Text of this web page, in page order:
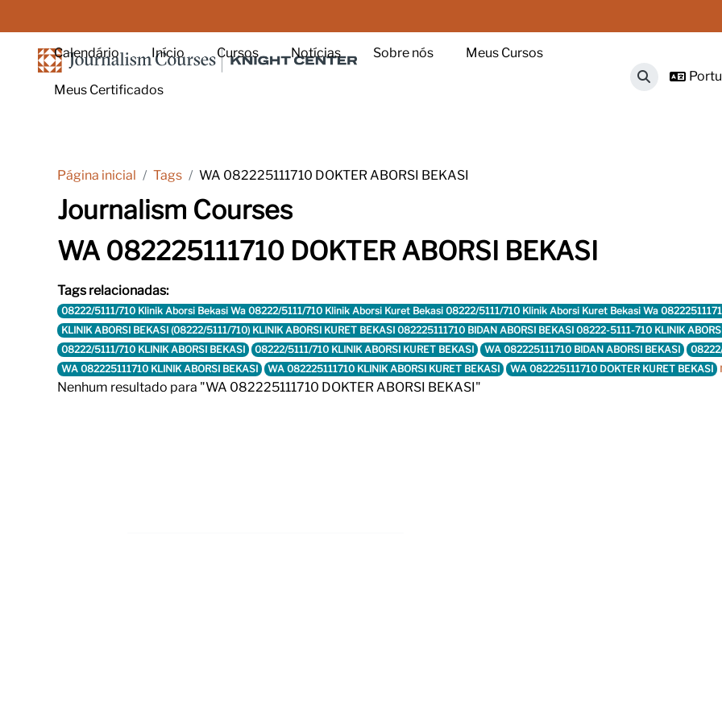
Calendário Início Cursos Notícias Sobre nós Meus Cursos
Meus Certificados Alternar
Página inicial Tags WA 082225111710 DOKTER ABORSI BEKASI
Journalism Courses
WA 082225111710 DOKTER ABORSI BEKASI
Tags relacionadas:
08222/5111/710 Klinik Aborsi Bekasi Wa 08222/5111/710 Klinik Aborsi Kuret Bekasi 08222/5111/710 Klinik Aborsi Kuret Bekasi Wa
KLINIK ABORSI BEKASI (08222/5111/710) KLINIK ABORSI KURET BEKASI 082225111710 BIDAN ABORSI BEKASI 08222-5111-710 KLINIK
08222/5111/710 KLINIK ABORSI BEKASI
08222/5111/710 KLINIK ABORSI KURET BEKASI WA 082225111710 BIDAN ABORSI BEKASI
WA 082225111710 KLINIK ABORSI BEKASI
WA 082225111710 KLINIK ABORSI KURET BEKASI WA 082225111710 DOKTER KURET BEKASI
Nenhum resultado para "WA 082225111710 DOKTER ABORSI BEKASI"